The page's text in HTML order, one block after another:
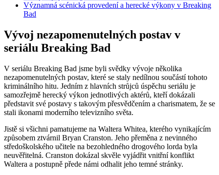
Významná scénická ‍provedení ‌a herecké výkony ⁣v Breaking
Bad
Vývoj nezapomenutelných postav v
seriálu Breaking Bad
V ‌seriálu Breaking Bad jsme byli svědky⁣ vývoje několika
nezapomenutelných postav, které se staly nedílnou součástí tohoto
kriminálního hitu. Jedním z hlavních‍ strůjců úspěchu seriálu je
samozřejmě herecký výkon jednotlivých⁢ aktérů, ‍kteří dokázali
představit své postavy s takovým přesvědčením ‍a charismatem, že se
stali ikonami moderního​ televizního světa.
Jistě si všichni pamatujeme na Waltera Whitea, kterého vynikajícím
způsobem ztvárnil Bryan Cranston. Jeho přeměna z nevinného
středoškolského ⁣učitele na bezohledného⁣ drogového⁢ lorda byla
neuvěřitelná. Cranston dokázal skvěle ​vyjádřit vnitřní konflikt
Waltera ‍a postupně přede námi odhalit jeho temné stránky.